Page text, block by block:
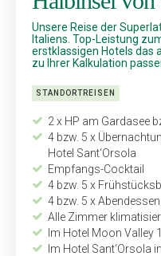
Unsere Reise der
Italiens. Top-Leistung
erstklassigen Hotels das
zu Ihrer Kalkulation
STANDORTREISEN
2 x HP am Gardasee
4 bzw. 5 x
Hotel Sant‘Orsola
Empfangs-Cocktail
4 bzw. 5 x
4 bzw. 5 x
Alle Zimmer
Im Hotel Moon Valley
Im Hotel Sant‘Orsola